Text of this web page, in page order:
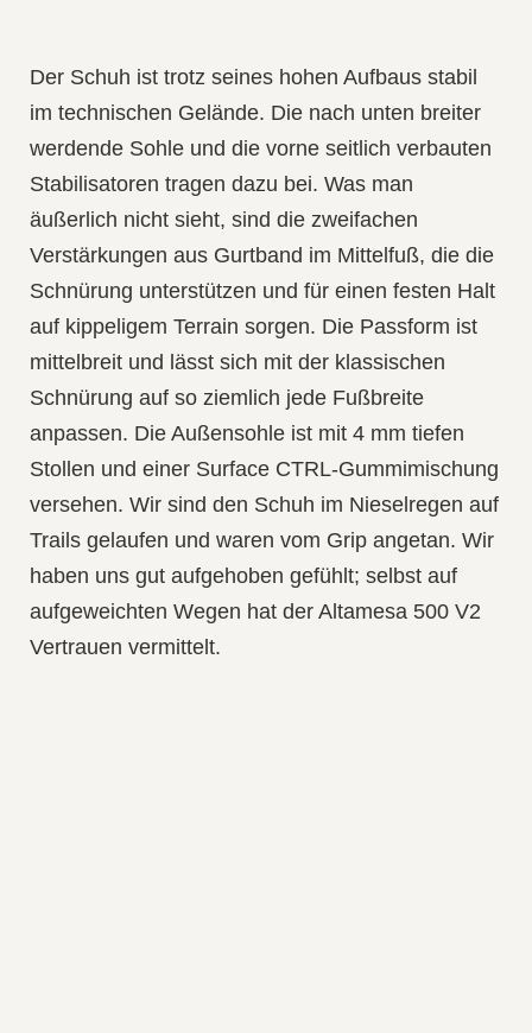
Der Schuh ist trotz seines hohen Aufbaus stabil
im technischen Gelände. Die nach unten breiter
werdende Sohle und die vorne seitlich verbauten
Stabilisatoren tragen dazu bei. Was man
äußerlich nicht sieht, sind die zweifachen
Verstärkungen aus Gurtband im Mittelfuß, die die
Schnürung unterstützen und für einen festen Halt
auf kippeligem Terrain sorgen. Die Passform ist
mittelbreit und lässt sich mit der klassischen
Schnürung auf so ziemlich jede Fußbreite
anpassen. Die Außensohle ist mit 4 mm tiefen
Stollen und einer Surface CTRL‑Gummimischung
versehen. Wir sind den Schuh im Nieselregen auf
Trails gelaufen und waren vom Grip angetan. Wir
haben uns gut aufgehoben gefühlt; selbst auf
aufgeweichten Wegen hat der Altamesa 500 V2
Vertrauen vermittelt.